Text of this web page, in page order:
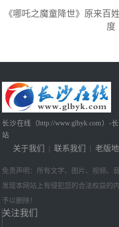
《哪吒之魔童降世》原来百
度
长沙在线（http://www.glbyk.com）-
站
关于我们 | 联系我们 | 老版
免责声明：所有文字、图片、视频、
发现本网站上有侵犯您的合法权益的
予以删除！
关注我们